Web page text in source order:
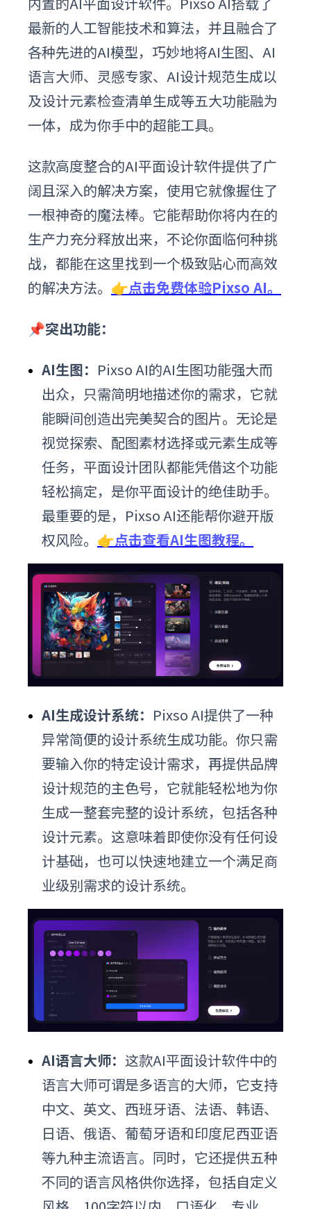
最新的人工智能技术和算法，并且融合了
各种先进的AI模型，巧妙地将AI生图、AI
语言大师、灵感专家、AI设计规范生成以
及设计元素检查清单生成等五大功能融为
一体，成为你手中的超能工具。
这款高度整合的AI平面设计软件提供了广
阔且深入的解决方案，使用它就像握住了
一根神奇的魔法棒。它能帮助你将内在的
生产力充分释放出来，不论你面临何种挑
战，都能在这里找到一个极致贴心而高效
的解决方法。 👉点击免费体验Pixso AI。
📌突出功能：
AI生图： Pixso AI的AI生图功能强大而
出众，只需简明地描述你的需求，它就
能瞬间创造出完美契合的图片。无论是
视觉探索、配图素材选择或元素生成等
任务，平面设计团队都能凭借这个功能
轻松搞定，是你平面设计的绝佳助手。
最重要的是，Pixso AI还能帮你避开版
权风险。 👉点击查看AI生图教程。
AI生成设计系统： Pixso AI提供了一种
异常简便的设计系统生成功能。你只需
要输入你的特定设计需求，再提供品牌
设计规范的主色号，它就能轻松地为你
生成一整套完整的设计系统，包括各种
设计元素。这意味着即使你没有任何设
计基础，也可以快速地建立一个满足商
业级别需求的设计系统。
AI语言大师： 这款AI平面设计软件中的
语言大师可谓是多语言的大师，它支持
中文、英文、西班牙语、法语、韩语、
日语、俄语、葡萄牙语和印度尼西亚语
等九种主流语言。同时，它还提供五种
不同的语言风格供你选择，包括自定义